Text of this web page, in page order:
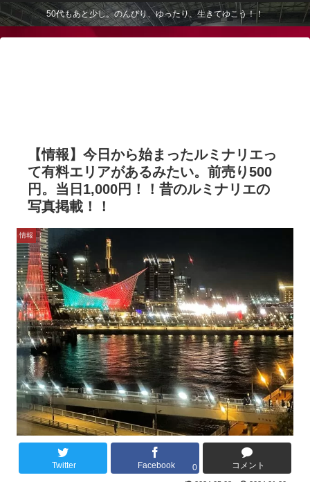
50代もあと少し。のんびり、ゆったり、生きてゆこう！！
【情報】今日から始まったルミナリエっ
て有料エリアがあるみたい。前売り500
円。当日1,000円！！昔のルミナリエの
写真掲載！！
情報
Twitter Facebook 0 コメント